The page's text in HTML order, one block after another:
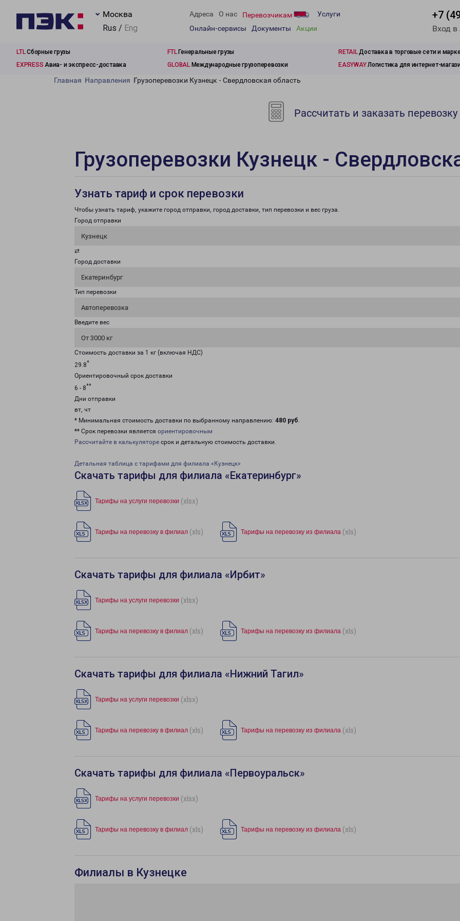
Москва
Rus / Eng
Адреса О нас Перевозчикам
Услуги
Онлайн-сервисы
Документы Акции
+7
Вход
LTLСборные грузы FTLГенеральные грузы RETAILДоставка в торговые сети и
EXPRESS Авиа- и экспресс-доставка GLOBALМеждународные грузоперевозки EASYWAYЛогистика для интернет-
Главная Направления Грузоперевозки Кузнецк - Свердловская область
Рассчитать и заказать перевозку
Грузоперевозки Кузнецк -
Узнать тариф и срок перевозки
Чтобы узнать тариф, укажите город отправки, город доставки, тип перевозки и вес груза.
Город отправки
Кузнецк
⇄
Город доставки
Екатеринбург
Тип перевозки
Автоперевозка
Введите вес
От 3000 кг
Стоимость доставки за 1 кг (включая НДС)
29.8*
Ориентировочный срок доставки
6 - 8**
Дни отправки
вт, чт
* Минимальная стоимость доставки по выбранному направлению: 480 руб.
** Срок перевозки является ориентировочным
Рассчитайте в калькуляторе срок и детальную стоимость доставки.
Детальная таблица с тарифами для филиала «Кузнецк»
Скачать тарифы для филиала «Екатеринбург»
Тарифы на услуги перевозки (xlsx)
Тарифы на перевозку в филиал (xls) Тарифы на перевозку из филиала (xls)
Скачать тарифы для филиала «Ирбит»
Тарифы на услуги перевозки (xlsx)
Тарифы на перевозку в филиал (xls) Тарифы на перевозку из филиала (xls)
Скачать тарифы для филиала «Нижний Тагил»
Тарифы на услуги перевозки (xlsx)
Тарифы на перевозку в филиал (xls) Тарифы на перевозку из филиала (xls)
Скачать тарифы для филиала «Первоуральск»
Тарифы на услуги перевозки (xlsx)
Тарифы на перевозку в филиал (xls) Тарифы на перевозку из филиала (xls)
Филиалы в Кузнецке